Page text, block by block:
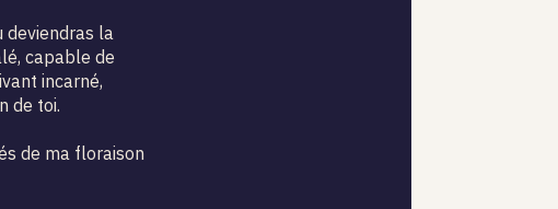
deviendras la
capable de
incarné,
de toi.
de ma floraison